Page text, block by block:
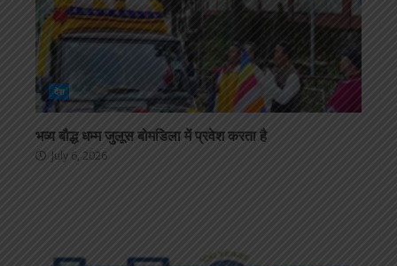
देश
भव्य बौद्ध धम्म जुलूस बोमडिला में प्रवेश करता है
July 6, 2026